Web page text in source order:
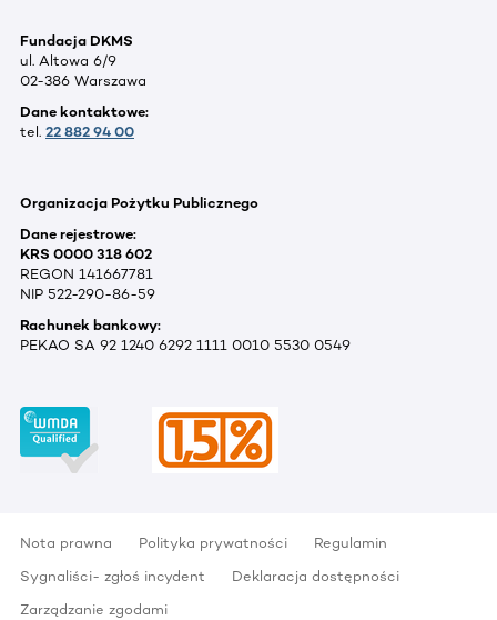
Fundacja DKMS
ul. Altowa 6/9
02-386 Warszawa
Dane kontaktowe:
tel. 22 882 94 00
Organizacja Pożytku Publicznego
Dane rejestrowe:
KRS 0000 318 602
REGON 141667781
NIP 522-290-86-59
Rachunek bankowy:
PEKAO SA 92 1240 6292 1111 0010 5530 0549
Nota prawna Polityka prywatności
Regulamin
Sygnaliści- zgłoś incydent
Deklaracja dostępności
Zarządzanie zgodami